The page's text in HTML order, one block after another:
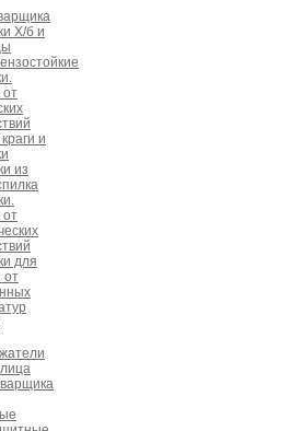
Х/б и
и
из
для
от